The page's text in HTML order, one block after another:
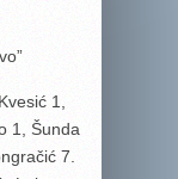
1,
1, Šunda
7.